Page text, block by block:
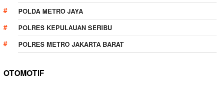
POLDA METRO JAYA
POLRES KEPULAUAN SERIBU
POLRES METRO JAKARTA BARAT
OTOMOTIF